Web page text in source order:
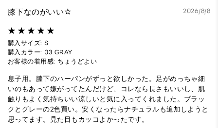
膝下なのがいい☆ 2026/8/8
購入サイズ: S
購入カラー: 03 GRAY
お客様の着用感: ちょうどよい
息子用。膝下のハーパンがずっと欲しかった。足がめっちゃ細
いのもあって嫌がってたんだけど、コレなら長さもいいし、肌
触りもよく気持ちいい涼しいと気に入ってくれました。ブラッ
クとグレーの2色買い。安くなったらナチュラルも追加しようと
思ってます。見た目もカッコよかったです。